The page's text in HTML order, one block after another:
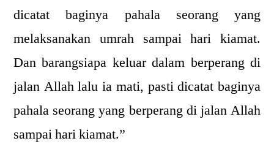
dicatat baginya pahala seorang yang
melaksanakan umrah sampai hari kiamat.
Dan barangsiapa keluar dalam berperang di
jalan Allah lalu ia mati, pasti dicatat baginya
pahala seorang yang berperang di jalan Allah
sampai hari kiamat.”